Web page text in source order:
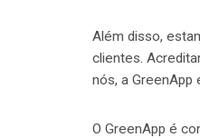
Além disso,
clientes.
nós, a
O GreenApp é